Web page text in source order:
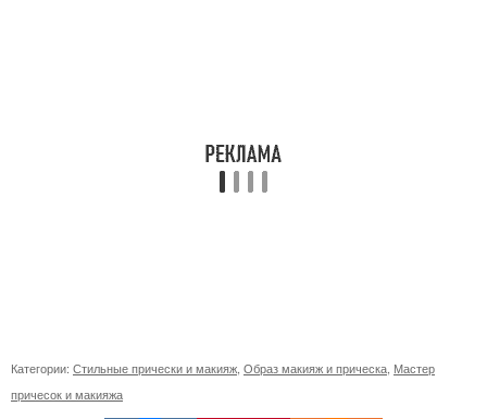
Категории: Стильные прически и макияж, Образ макияж и прическа, Мастер
причесок и макияжа